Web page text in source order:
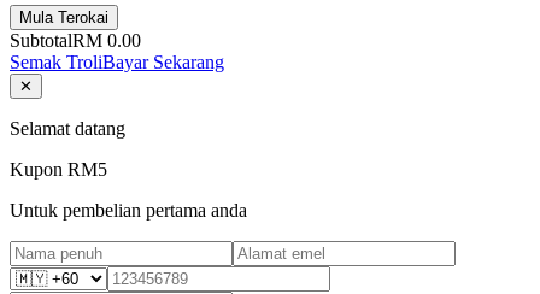
Mula Terokai
SubtotalRM 0.00
Semak TroliBayar Sekarang
✕
Selamat datang
Kupon RM5
Untuk pembelian pertama anda